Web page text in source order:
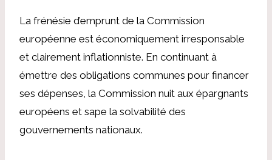
La frénésie d’emprunt de la Commission
européenne est économiquement irresponsable
et clairement inflationniste. En continuant à
émettre des obligations communes pour financer
ses dépenses, la Commission nuit aux épargnants
européens et sape la solvabilité des
gouvernements nationaux.